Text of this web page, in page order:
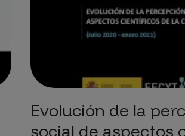
Evolución de la
social de aspectos